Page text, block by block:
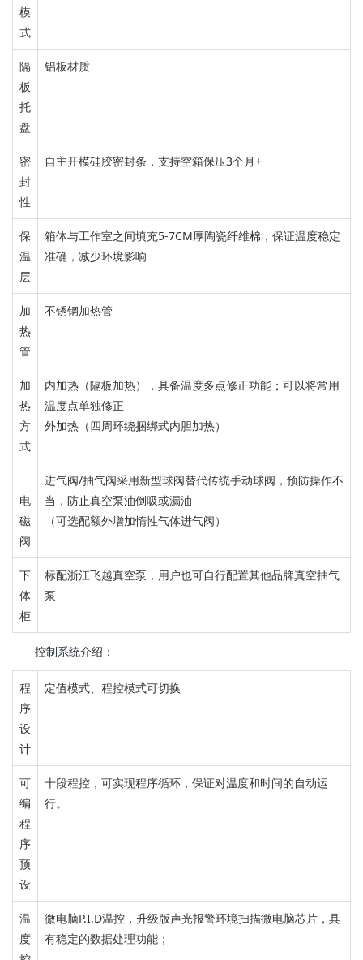
模
式
隔
板
托
盘
铝板材质
密
封
性
自主开模硅胶密封条， 支持空箱保压3个月+
保
温
层
箱体与工作室之间填充5-7CM厚陶瓷纤维棉，保证温度稳定
准确，减少环境影响
加
热
管
不锈钢加热管
加
热
方
式
内加热（隔板加热），具备温度多点修正功能； 可以将常用
温度点单独修正
外加热（四周环绕捆绑式内胆加热）
电
磁
阀
进气阀/抽气阀采用新型球阀替代传统手动球阀， 预防操作不
当，防止真空泵油倒吸或漏油
（可选配额外增加惰性气体进气阀）
下
体
柜
标配浙江飞越真空泵，用户也可自行配置其他品牌真空抽气
泵
控制系统介绍：
程
序
设
计
定值模式、程控模式可切换
可
编
程
序
预
设
十段程控， 可实现程序循环，保证对温度和时间的自动运
行。
温
度
微电脑P.I.D温控， 升级版声光报警环境扫描微电脑芯片， 具
有稳定的数据处理功能；